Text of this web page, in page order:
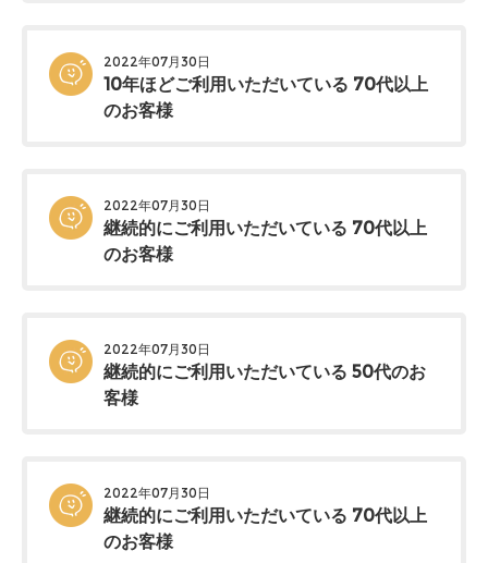
2022年07月30日
10年ほどご利用いただいている 70代以上
のお客様
2022年07月30日
継続的にご利用いただいている 70代以上
のお客様
2022年07月30日
継続的にご利用いただいている 50代のお
客様
2022年07月30日
継続的にご利用いただいている 70代以上
のお客様